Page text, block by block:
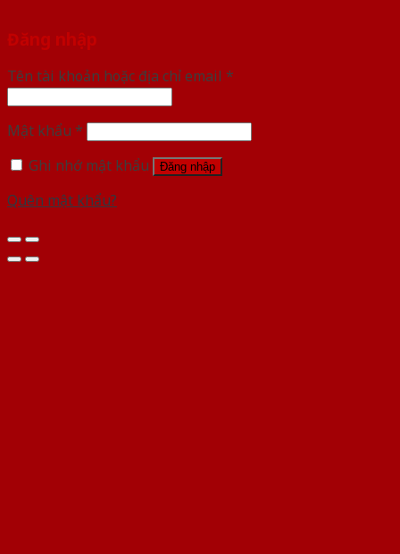
Đăng nhập
Tên tài khoản hoặc địa chỉ email *
Mật khẩu *
Ghi nhớ mật khẩu
Đăng nhập
Quên mật khẩu?